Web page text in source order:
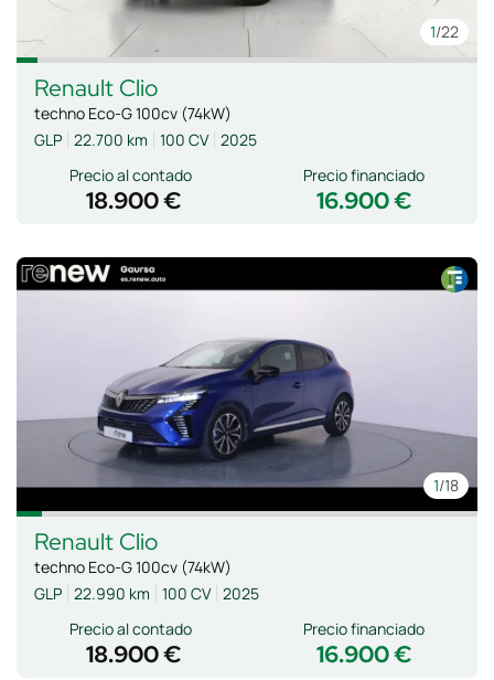
1/22
Renault Clio
techno Eco-G 100cv (74kW)
GLP 22.700 km 100 CV 2025
Precio al contado
18.900 € 16.900 €
Precio financiado
1/18
Renault Clio
techno Eco-G 100cv (74kW)
GLP 22.990 km 100 CV 2025
Precio al contado
18.900 € 16.900 €
Precio financiado